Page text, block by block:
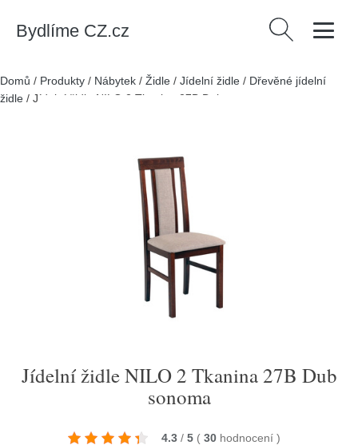
Bydlíme CZ.cz Vyhledávání
Domů / Produkty / Nábytek / Židle / Jídelní židle / Dřevěné jídelní
židle / Jídelní židle NILO 2 Tkanina 27B Dub sonoma
Jídelní židle NILO 2 Tkanina 27B Dub
sonoma
4.3 / 5 ( 30 hodnocení )